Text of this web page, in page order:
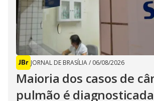
JORNAL DE BRASÍLIA/ 06/08/2026
Maioria dos casos de
pulmão é